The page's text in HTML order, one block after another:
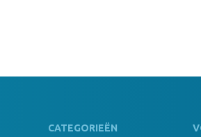
CATEGORIEËN